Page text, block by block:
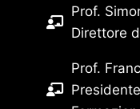
Prof.
Direttore
Prof.